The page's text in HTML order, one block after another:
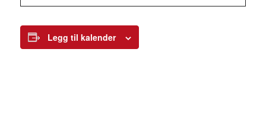
Legg til kalender